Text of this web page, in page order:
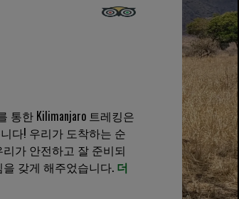
통한 Kilimanjaro 트레킹은
다! 우리가 도착하는 순
가 안전하고 잘 준비되
갖게 해주었습니다. 더